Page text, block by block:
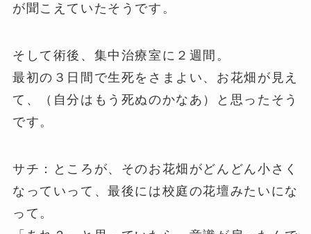
が聞こえていたそうです。
そして術後、集中治療室に２週間。
最初の３日間で生死をさまよい、お花畑が見え
て、（自分はもう死ぬのかなあ）と思ったそう
です。
サチ：ところが、そのお花畑がどんどん小さく
なっていって、最後には校庭の花壇みたいにな
って。